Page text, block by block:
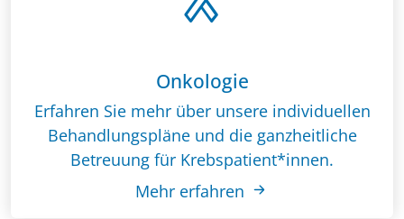
Onkologie
Erfahren Sie mehr über unsere individuellen
Behandlungspläne und die ganzheitliche
Betreuung für Krebspatient*innen.
Mehr erfahren